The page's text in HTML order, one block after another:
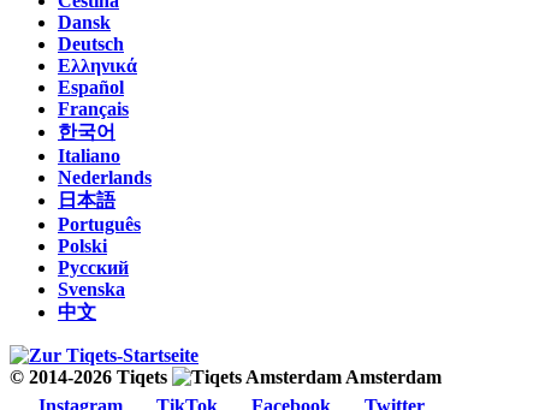
Dansk
Deutsch
Ελληνικά
Español
Français
한국어
Italiano
Nederlands
日本語
Português
Polski
Русский
Svenska
中文
© 2014-2026 Tiqets
Amsterdam